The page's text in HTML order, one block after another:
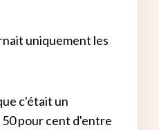
uniquement les
c'était un
50 pour cent d'entre